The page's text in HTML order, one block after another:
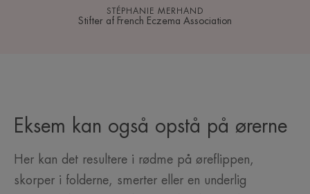
STÉPHANIE MERHAND
Stifter af French Eczema Association
Eksem kan også opstå på ørerne
Her kan det resultere i rødme på øreflippen,
skorper i folderne, smerter eller en underlig